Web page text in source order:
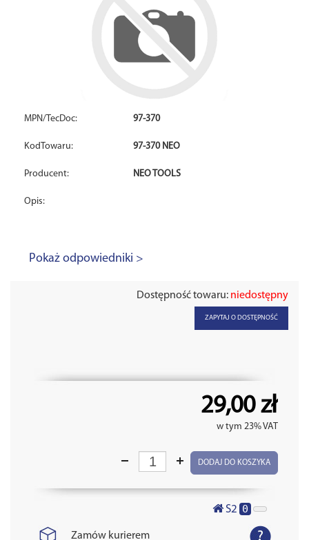
MPN/TecDoc: 97-370
KodTowaru: 97-370 NEO
Producent: NEO TOOLS
Opis:
Pokaż odpowiedniki >
Dostępność towaru: niedostępny
ZAPYTAJ O DOSTĘPNOŚĆ
29,00 zł
w tym 23% VAT
DODAJ DO KOSZYKA
S2 0
Zamów kurierem